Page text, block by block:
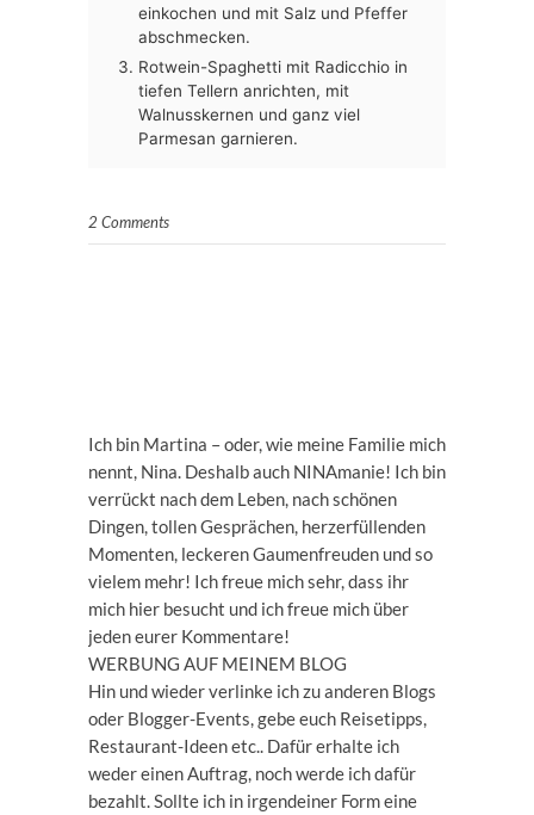
einkochen und mit Salz und Pfeffer
abschmecken.
Rotwein-Spaghetti mit Radicchio in
tiefen Tellern anrichten, mit
Walnusskernen und ganz viel
Parmesan garnieren.
2 Comments
Ich bin Martina – oder, wie meine Familie mich
nennt, Nina. Deshalb auch NINAmanie! Ich bin
verrückt nach dem Leben, nach schönen
Dingen, tollen Gesprächen, herzerfüllenden
Momenten, leckeren Gaumenfreuden und so
vielem mehr! Ich freue mich sehr, dass ihr
mich hier besucht und ich freue mich über
jeden eurer Kommentare!
WERBUNG AUF MEINEM BLOG
Hin und wieder verlinke ich zu anderen Blogs
oder Blogger-Events, gebe euch Reisetipps,
Restaurant-Ideen etc.. Dafür erhalte ich
weder einen Auftrag, noch werde ich dafür
bezahlt. Sollte ich in irgendeiner Form eine